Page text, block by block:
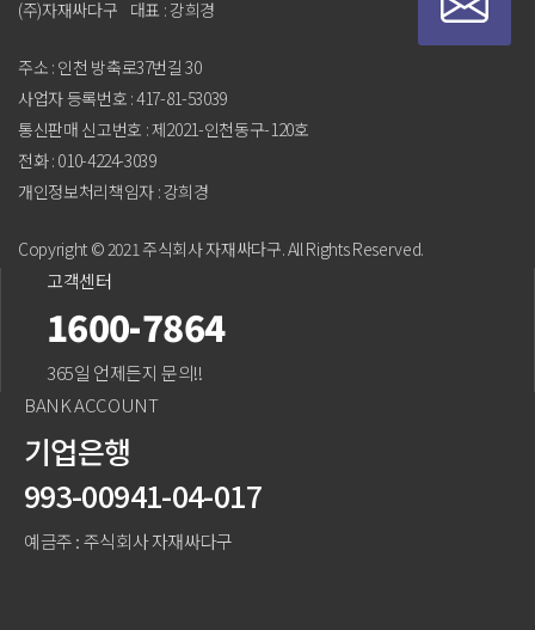
(주)자재싸다구 대표 : 강희경
주소 : 인천 방축로37번길 30
사업자 등록번호 : 417-81-53039
통신판매 신고번호 : 제2021-인천동구-120호
전화 : 010-4224-3039
개인정보처리책임자 : 강희경
Copyright © 2021 주식회사 자재싸다구. All Rights Reserved.
고객센터
1600-7864
365일 언제든지 문의!!
BANK ACCOUNT
기업은행
993-00941-04-017
예금주 : 주식회사 자재싸다구